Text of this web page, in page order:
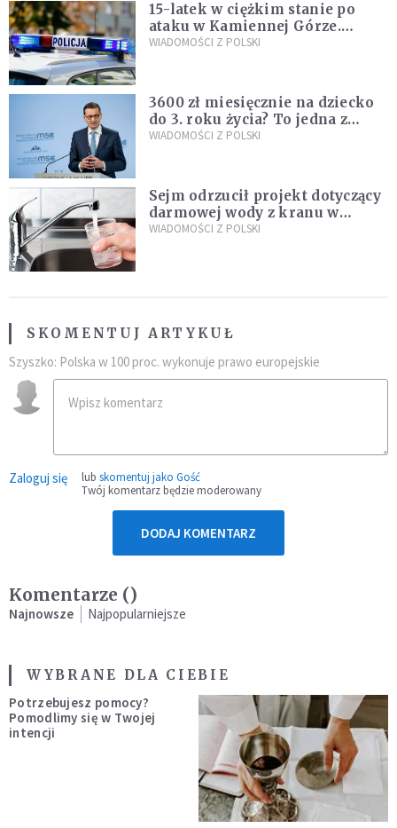
15-latek w ciężkim stanie po
ataku w Kamiennej Górze.
Policja zatrzymała dwóch
WIADOMOŚCI Z POLSKI
3600 zł miesięcznie na dziecko
do 3. roku życia? To jedna z
propozycji programu "Rozwój
WIADOMOŚCI Z POLSKI
Sejm odrzucił projekt dotyczący
darmowej wody z kranu w
restauracjach
WIADOMOŚCI Z POLSKI
SKOMENTUJ ARTYKUŁ
Szyszko: Polska w 100 proc. wykonuje prawo europejskie
Zaloguj się lub skomentuj jako Gość
Twój komentarz będzie moderowany
DODAJ KOMENTARZ
Komentarze ()
Najnowsze Najpopularniejsze
WYBRANE DLA CIEBIE
Potrzebujesz pomocy?
Pomodlimy się w Twojej
intencji